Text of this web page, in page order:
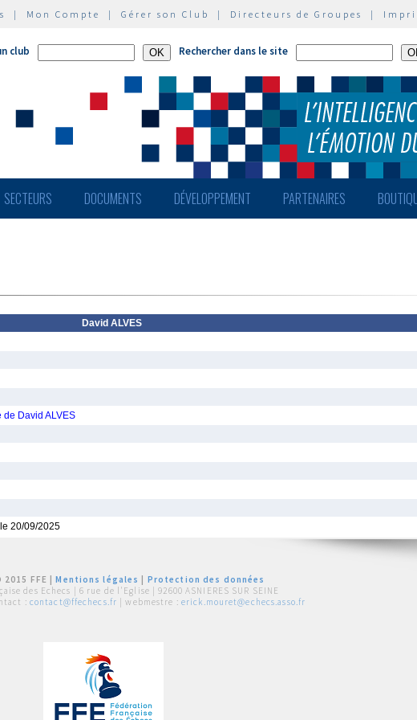
| Mon Compte | Gérer son Club | Directeurs de Groupes |
club Rechercher dans le site
SECTEURS DOCUMENTS DÉVELOPPEMENT PARTENAIRES
David ALVES
de David ALVES
20/09/2025
FFE |Mentions légales
Protection des données
des Echecs | 6 rue de l'Eglise | 92600 ASNIERES SUR SEINE
: contact@ffechecs.fr | webmestre : erick.mouret@echecs.asso.fr